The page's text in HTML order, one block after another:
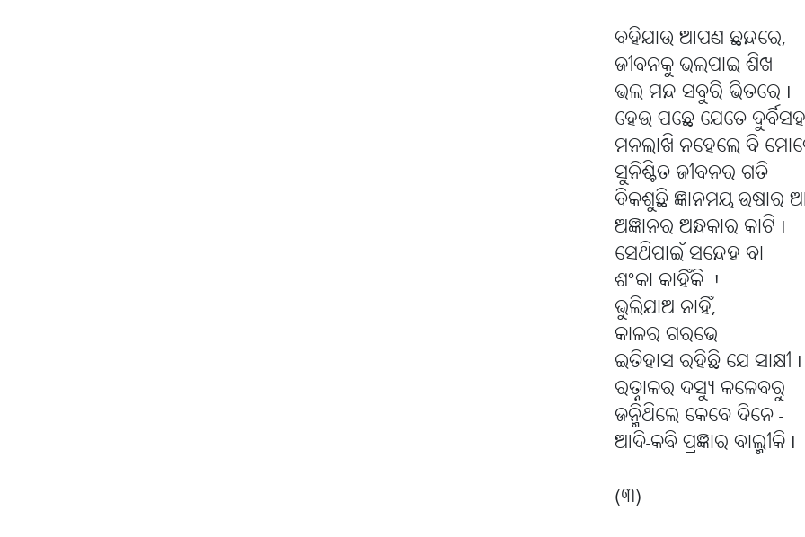
ବହିଯାଉ ଆପଣ ଛନ୍ଦରେ,
ଜୀବନକୁ ଭଲପାଇ ଶିଖ
ଭଲ ମନ୍ଦ ସବୁରି ଭିତରେ I
ହେଉ ପଛେ ଯେତେ ଦୁର୍ବିସହ
ମନଲାଖି ନହେଲେ ବି
ସୁନିଶ୍ଚିତ ଜୀବନର ଗତି
ବିକଶୁଛି ଜ୍ଞାନମୟ ଉଷାର
ଅଜ୍ଞାନର ଅନ୍ଧକାର କାଟି I
ସେଥିପାଇଁ ସନ୍ଦେହ ବା
ଶଂକା କାହିଁକି !
ଭୁଲିଯାଅ ନାହିଁ,
କାଳର ଗରଭେ
ଇତିହାସ ରହିଛି ଯେ ସାକ୍ଷୀ I
ରତ୍ନାକର ଦସ୍ୟୁ କଳେବରୁ
ଜନ୍ମିଥିଲେ କେବେ ଦିନେ -
ଆଦି-କବି ପ୍ରଜ୍ଞାର ବାଲ୍ମୀକି I
(୩)